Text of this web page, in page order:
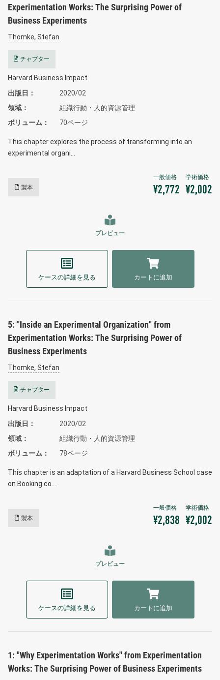
Experimentation Works: The Surprising Power of
Business Experiments
Thomke, Stefan
チャプター
Harvard Business Impact
出版日
2020/02
領域
組織行動・人的資源管理
ボリューム
70ページ
This chapter explores the process of transforming into an
experimental organi…
製本 ¥2,772 ¥2,002
プレビュー
ケースの詳細を見る カートに追加
5: "Inside an Experimental Organization" from
Experimentation Works: The Surprising Power of
Business Experiments
Thomke, Stefan
チャプター
Harvard Business Impact
出版日
2020/02
領域
組織行動・人的資源管理
ボリューム
78ページ
This chapter is an adaptation of a Harvard Business School case
on Booking.co…
製本 ¥2,838 ¥2,002
プレビュー
ケースの詳細を見る カートに追加
1: "Why Experimentation Works" from Experimentation
Works: The Surprising Power of Business Experiments